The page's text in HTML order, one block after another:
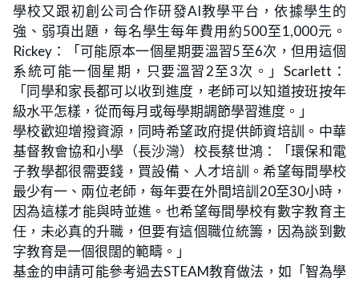
學校又跟初創公司合作研發AI教學平台，依據學生的
強、弱項出題，每名學生每年費用約500至1,000元。
Rickey：「可能原本一個星期要溫習5至6次，但用這個
系統可能一個星期，只要溫習2至3次。」Scarlett：
「同學和家長都可以收到進度，老師可以知道按班按年
級水平怎樣，從而每月或每學期調節學習進度。」
學校歡迎增撥資源，同時希望政府提供師資培訓。中華
基督教會協和小學（長沙灣）校長蔡世鴻：「環保和電
子教學都很需要錢，買設備、人才培訓。希望每間學校
最少有一、兩位老師，每年要在外間培訓20至30小時，
因為這樣才能與時並進。也希望每間學校有數字教育主
任，未必真的升職，但要有這個職位統籌，因為談到數
字教育是一個很闊的範疇。」
基金的申請可能參考過去STEAM教育做法，如「智為學